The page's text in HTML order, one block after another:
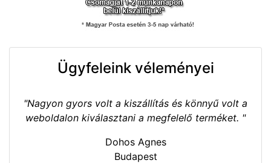
Ügyfeleink véleményei
"Nagyon gyors volt a kiszállítás és könnyű volt a
weboldalon kiválasztani a megfelelő terméket. "
Dohos Agnes
Budapest